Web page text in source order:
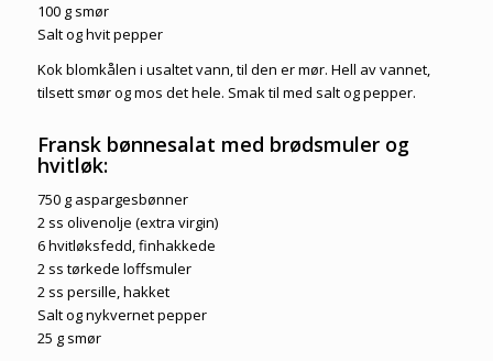
100 g smør
Salt og hvit pepper
Kok blomkålen i usaltet vann, til den er mør. Hell av vannet,
tilsett smør og mos det hele. Smak til med salt og pepper.
Fransk bønnesalat med brødsmuler og
hvitløk:
750 g aspargesbønner
2 ss olivenolje (extra virgin)
6 hvitløksfedd, finhakkede
2 ss tørkede loffsmuler
2 ss persille, hakket
Salt og nykvernet pepper
25 g smør